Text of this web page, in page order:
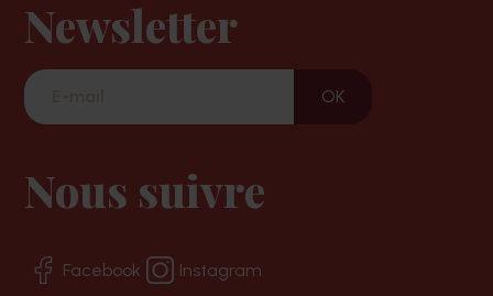
Newsletter
Nous suivre
Facebook Instagram